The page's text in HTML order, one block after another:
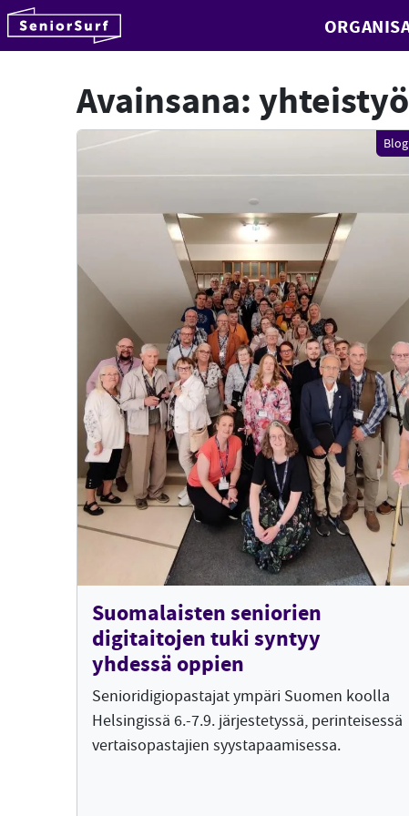
Hyppää sisältöön
Avainsana: yhteistyö
Suomalaisten seniorien
digitaitojen tuki syntyy
yhdessä oppien
Senioridigiopastajat ympäri Suomen koolla
Helsingissä 6.-7.9. järjestetyssä, perinteisessä
vertaisopastajien syystapaamisessa.